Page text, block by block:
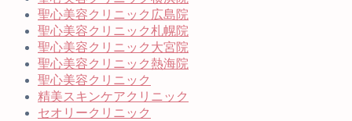
聖心美容クリニック広島院
聖心美容クリニック札幌院
聖心美容クリニック大宮院
聖心美容クリニック熱海院
聖心美容クリニック
精美スキンケアクリニック
セオリークリニック